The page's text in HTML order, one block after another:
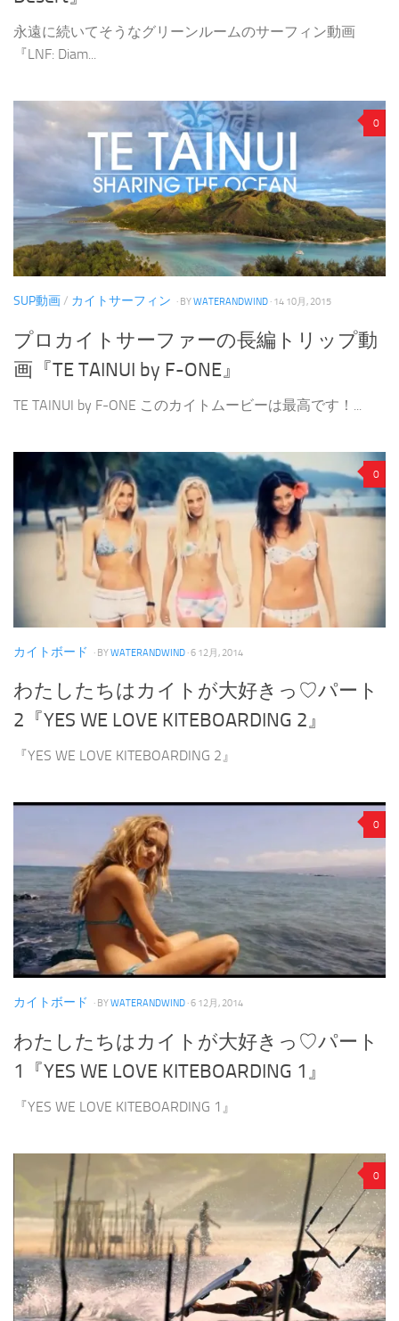
永遠に続いてそうなグリーンルームのサーフィン動画
『LNF: Diam...
0
SUP動画/ カイトサーフィン · BYWATERANDWIND · 14 10月, 2015
プロカイトサーファーの長編トリップ動
画『TE TAINUI by F-ONE』
TE TAINUI by F-ONE このカイトムービーは最高です！...
0
カイトボード · BYWATERANDWIND · 6 12月, 2014
わたしたちはカイトが大好きっ♡パート
2『YES WE LOVE KITEBOARDING 2』
『YES WE LOVE KITEBOARDING 2』
0
カイトボード · BYWATERANDWIND · 6 12月, 2014
わたしたちはカイトが大好きっ♡パート
1『YES WE LOVE KITEBOARDING 1』
『YES WE LOVE KITEBOARDING 1』
0